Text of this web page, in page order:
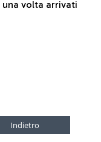
volta arrivati